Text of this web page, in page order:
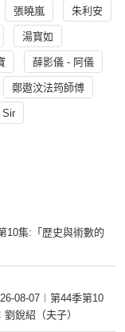
張曉嵐 朱利安
湯寳如
薛影儀 - 阿儀
鄭遨汶法筠師傅
Sir
10集:「歴史與術數的
08-07︱第44季第10
銳紹（夫子）